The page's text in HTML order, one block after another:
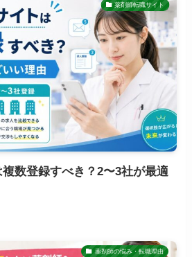
薬剤師転職サイト
数登録すべき？2〜3社が最適
薬剤師の悩み・転職理由